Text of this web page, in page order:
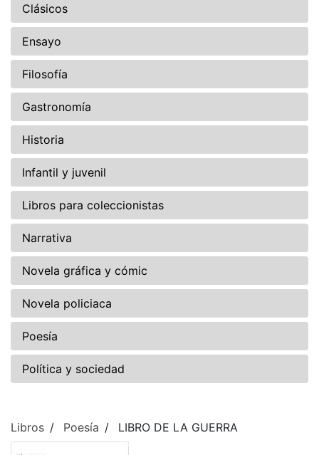
Clásicos
Ensayo
Filosofía
Gastronomía
Historia
Infantil y juvenil
Libros para coleccionistas
Narrativa
Novela gráfica y cómic
Novela policiaca
Poesía
Política y sociedad
Libros Poesía LIBRO DE LA GUERRA